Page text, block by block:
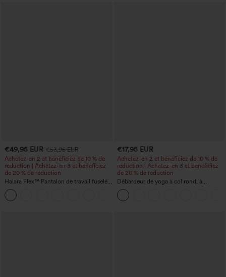
€49,95 EUR €53,95 EUR
Achetez-en 2 et bénéficiez de 10 % de
réduction | Achetez-en 3 et bénéficiez
de 20 % de réduction
Halara Flex™ Pantalon de travail fuselé,
uni, taille haute, avec poches
€17,95 EUR
Achetez-en 2 et bénéficiez de 10 % de
réduction | Achetez-en 3 et bénéficiez
de 20 % de réduction
Débardeur de yoga à col rond, à
fronces, effet rafraîchissant - UPF50+